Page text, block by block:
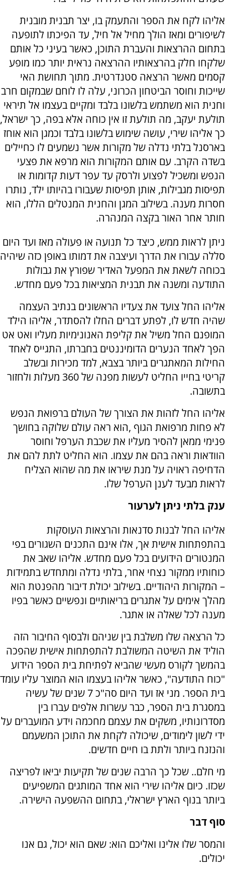
אליהו לקח את הספר והתעמק בו, יצר תבנית מובנית
לשיפורים ומאז הולך מחיל אל חיל, עד הפיכתו לתופעה
בתחום ההרצאות והעברת התוכן, כאשר בעיני כל אותם
שלקחו חלק בהרצאותיו ההרצאה נראית יותר כמו מופע
קסמים מאשר הרצאה סטנדרטית. מתוך תחושת האי
שייכות וחוסר הביטחון הכרוני, עלה לו לוחם שבמקום חרב
וחנית הוא משתמש בלשונו בלבד ומקיים בעצמו אל תיראי
תולעת יעקב, מה תולעת זו אין כוחה אלא בפה, כך ישראל,
כך אליהו שירי, עושה שימוש בלשונו בלבד וכמגן הוא אוחז
בארסנל בלתי נדלה של מקורות אשר נשמעים לו כחיילים
בשדה הקרב. עם אותם המקורות הוא מרפא את פצעי
הנפש ומשכיל לפצוע ולרסק עד עפר דעות קדומות או
תפיסות מגבילות, אותן תפיסות שעבורו בהיותו ילד, נותרו
חסרות מענה. בשילוב המגן והחנית המנטלים הללו, הוא
חותר אחר האור בקצה המנהרה.
ניתן לראות ממש, כיצד כל תנועה או פעולה מאז ועד היום
סללה עבורו את הדרך ועיצבה את דמותו באופן כזה שיהיה
בכוחה לשאת את המפעל האדיר שפורץ את גבולות
התודעה ומשנה את תבנית המציאות בכל פעם מחדש.
אליהו החל צועד את צעדיו הראשונים בנתיב העצמה
שהיה חדש לו, לפתע דברים החלו להסתדר, אליהו הילד
המופנם החל משיל את קליפת האנונימיות מעליו ואט אט
הפך לאחד הנערים הדומיננטים בחברתו, התגייס לאחד
החילות המאתגרים ביותר בצבא, למד מכירות ובשלב
קריטי בחייו החליט לעשות מפנה של 360 מעלות ולחזור
בתשובה.
אליהו החל לזהות את הצורך של העולם ברפואת הנפש
לא פחות מרפואת הגוף ,הוא ראה עולם שלוקה בחושך
פנימי ממאן להסיר מעליו את שכבת הערפל וחוסר
הוודאות וראה בהם את עצמו. הוא החליט לתת להם את
הדחיפה ראויה על מנת שיראו את מה שהוא הצליח
לראות מבעד לענן הערפל שלו.
ענק בלתי ניתן לערעור
אליהו החל לבנות סדנאות והרצאות העוסקות
בהתפתחות אישית אך, אלו אינם התכנים השגורים בפי
המנטורים הידועים בכל פעם מחדש. אליהו שאב את
כוחותיו ממקור נצחי אחר, בלתי נדלה ומתחדש בתמידות
– המקורות היהודיים. בשילוב יכולת דיבור מהפנטת הוא
מהלך אימים על אתגרים בריאותיים ונפשיים כאשר בפיו
מענה לכל שאלה או אתגר.
כל הרצאה שלו משלבת בין שניהם ולבסוף החיבור הזה
הוליד את השיטה המשולבת להתפתחות אישית שהפכה
בהמשך לקורס מעשי שהביא לפתיחת בית הספר הידוע
"כוח התודעה", כאשר אליהו בעצמו הוא המוצר עליו עומד
בית הספר. מני אז ועד היום סה"כ 7 שנים של עשיה
במסגרת בית הספר, כבר עשרות אלפים עברו בין
מסדרונותיו, משקים את עצמם מחכמה וידע המועברים על
ידי לשון לימודים, שיכולה לקחת את התוכן המשעמם
והנזנח ביותר ולתת בו חיים חדשים.
מי חלם.. שכל כך הרבה שנים של תקיעות יביאו לפריצה
שכזו. כיום אליהו שירי הוא אחד המותגים המשפיעים
ביותר בנוף הארץ ישראלי, בתחום ההשפעה הישירה.
סוף דבר
והמסר שלו אלינו ואליכם הוא: שאם הוא יכול, גם אנו
יכולים.